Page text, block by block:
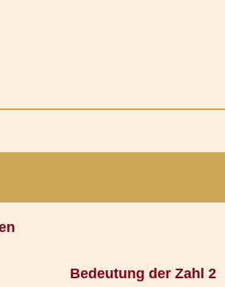
Bedeutung der Zahl 2